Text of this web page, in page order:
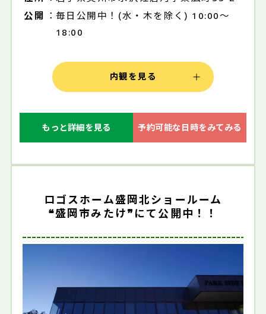
公開
毎日公開中！(水・木を除く) 10:00～
18:00
内観を見る
もっと詳細を見る 予約可能な日時をみてみる
ロゴスホーム盛岡北ショールーム
❝盛岡市みたけ❞にて公開中！！